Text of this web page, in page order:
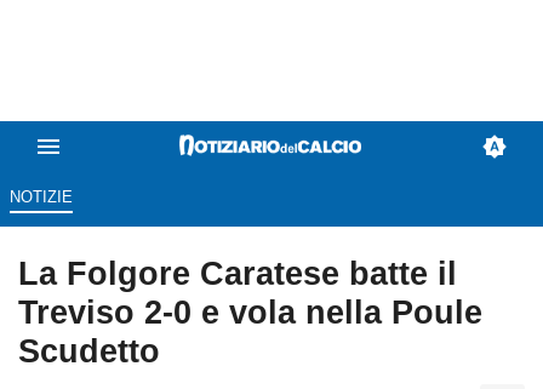
NOTIZIE
La Folgore Caratese batte il
Treviso 2-0 e vola nella Poule
Scudetto